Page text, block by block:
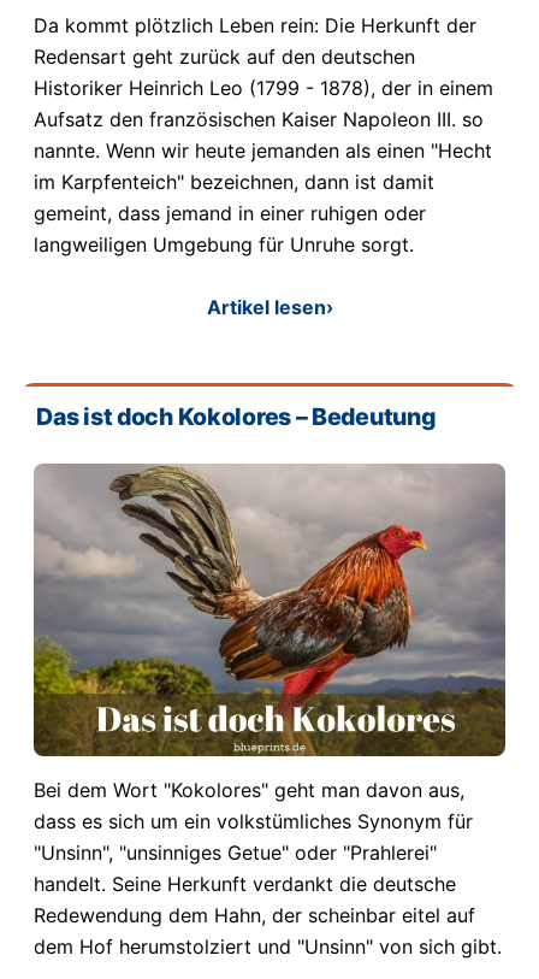
Da kommt plötzlich Leben rein: Die Herkunft der
Redensart geht zurück auf den deutschen
Historiker Heinrich Leo (1799 - 1878), der in einem
Aufsatz den französischen Kaiser Napoleon III. so
nannte. Wenn wir heute jemanden als einen "Hecht
im Karpfenteich" bezeichnen, dann ist damit
gemeint, dass jemand in einer ruhigen oder
langweiligen Umgebung für Unruhe sorgt.
Artikel lesen›
Das ist doch Kokolores – Bedeutung
Bei dem Wort "Kokolores" geht man davon aus,
dass es sich um ein volkstümliches Synonym für
"Unsinn", "unsinniges Getue" oder "Prahlerei"
handelt. Seine Herkunft verdankt die deutsche
Redewendung dem Hahn, der scheinbar eitel auf
dem Hof herumstolziert und "Unsinn" von sich gibt.